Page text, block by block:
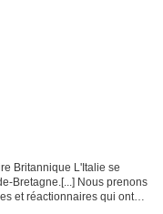
Britannique L'Italie se
Bretagne.[...] Nous prenons
et réactionnaires qui ont